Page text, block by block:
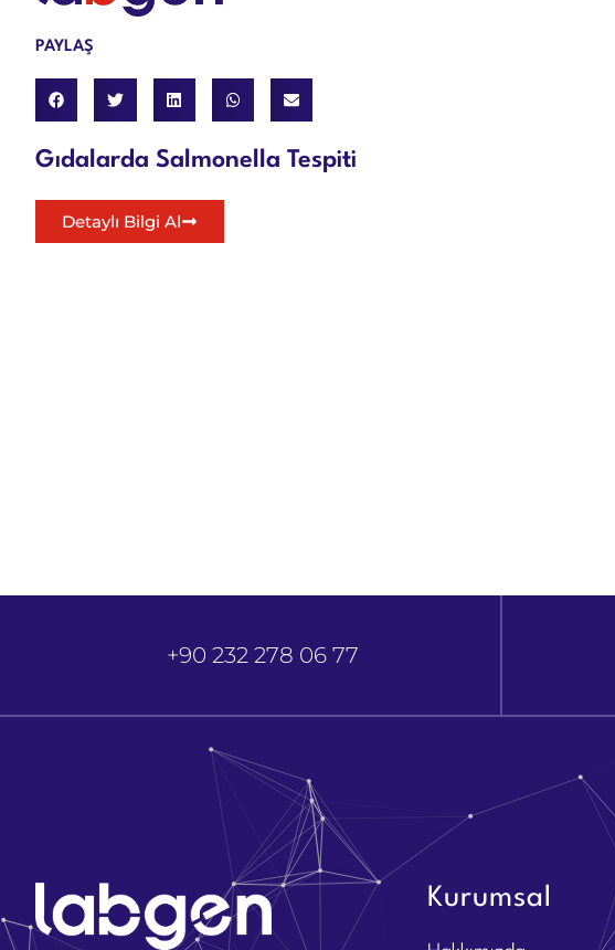
PAYLAŞ
Gıdalarda Salmonella Tespiti
Detaylı Bilgi Al
+90 232 278 06 77
Kurumsal